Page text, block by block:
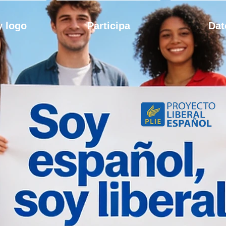
logo Participa